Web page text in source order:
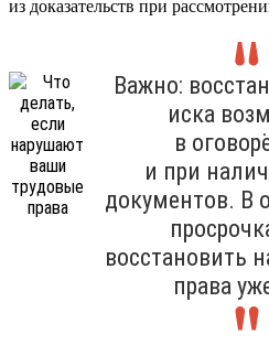
из доказательств при
Важно:
иска
в
и при
документов. В
восстановить
права